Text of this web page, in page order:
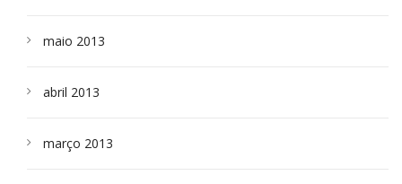
maio 2013
abril 2013
março 2013